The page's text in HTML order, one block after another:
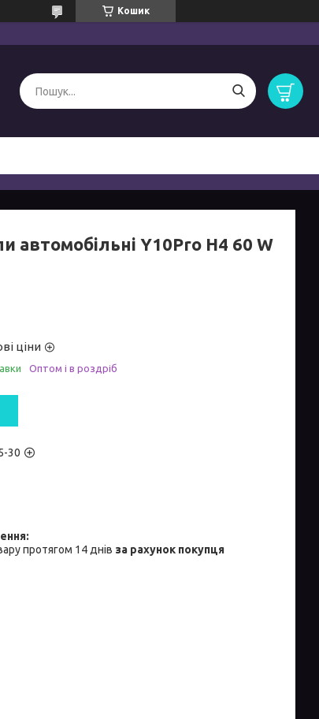
Кошик
автомобільні Y10Pro H4 60 W
ціни
Оптом і в роздріб
30
протягом 14 днів за рахунок покупця